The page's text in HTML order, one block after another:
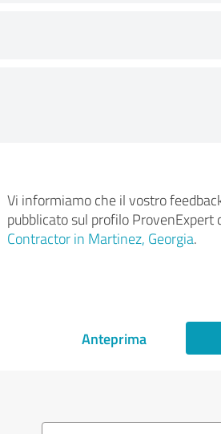
Vi informiamo che il vostro
pubblicato sul profilo ProvenExpert
Contractor in Martinez, Georgia.
Anteprima